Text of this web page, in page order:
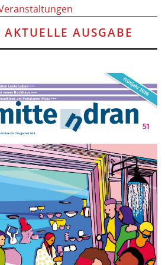
AKTUELLE AUSGABE